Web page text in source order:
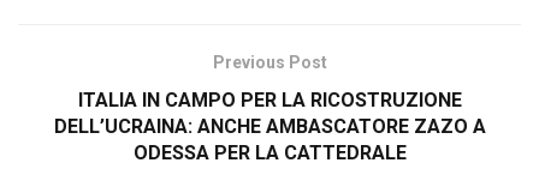
Previous Post
ITALIA IN CAMPO PER LA RICOSTRUZIONE
DELL’UCRAINA: ANCHE AMBASCATORE ZAZO A
ODESSA PER LA CATTEDRALE